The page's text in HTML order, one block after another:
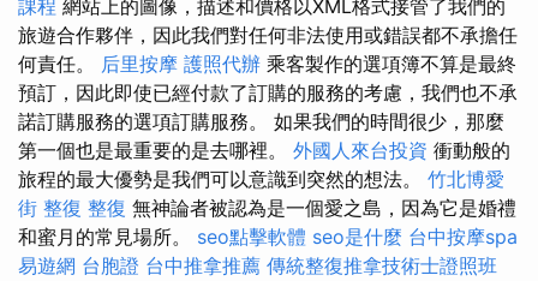
課程 網站上的圖像，描述和價格以XML格式接管了我們的
旅遊合作夥伴，因此我們對任何非法使用或錯誤都不承擔任
何責任。 后里按摩 護照代辦 乘客製作的選項簿不算是最終
預訂，因此即使已經付款了訂購的服務的考慮，我們也不承
諾訂購服務的選項訂購服務。 如果我們的時間很少，那麼
第一個也是最重要的是去哪裡。 外國人來台投資 衝動般的
旅程的最大優勢是我們可以意識到突然的想法。 竹北博愛
街 整復 整復 無神論者被認為是一個愛之島，因為它是婚禮
和蜜月的常見場所。 seo點擊軟體 seo是什麼 台中按摩spa
易遊網 台胞證 台中推拿推薦 傳統整復推拿技術士證照班